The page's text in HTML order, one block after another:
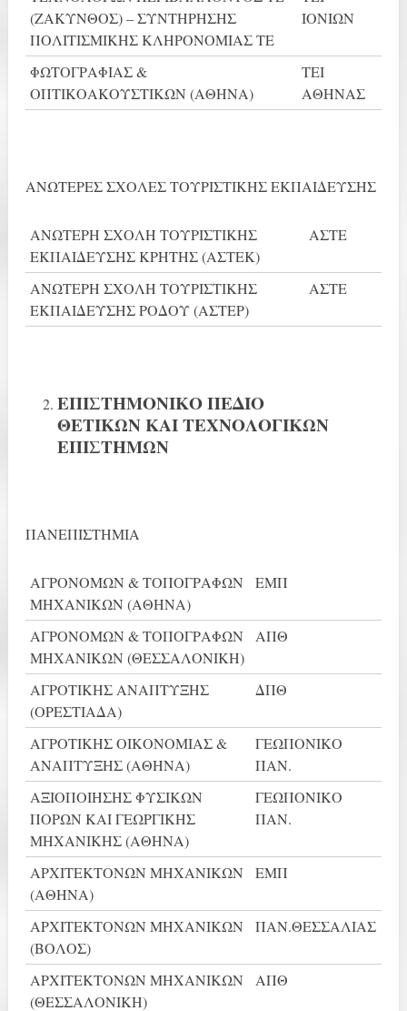
(ΖΑΚΥΝΘΟΣ) – ΣΥΝΤΗΡΗΣΗΣ
ΠΟΛΙΤΙΣΜΙΚΗΣ ΚΛΗΡΟΝΟΜΙΑΣ ΤΕ
ΙΟΝΙΩΝ
ΦΩΤΟΓΡΑΦΙΑΣ &
ΟΠΤΙΚΟΑΚΟΥΣΤΙΚΩΝ (ΑΘΗΝΑ)
ΤΕΙ
ΑΘΗΝΑΣ
ΑΝΩΤΕΡΕΣ ΣΧΟΛΕΣ ΤΟΥΡΙΣΤΙΚΗΣ ΕΚΠΑΙΔΕΥΣΗΣ
ΑΝΩΤΕΡΗ ΣΧΟΛΗ ΤΟΥΡΙΣΤΙΚΗΣ
ΕΚΠΑΙΔΕΥΣΗΣ ΚΡΗΤΗΣ (ΑΣΤΕΚ)
ΑΣΤΕ
ΑΝΩΤΕΡΗ ΣΧΟΛΗ ΤΟΥΡΙΣΤΙΚΗΣ
ΕΚΠΑΙΔΕΥΣΗΣ ΡΟΔΟΥ (ΑΣΤΕΡ)
ΑΣΤΕ
ΕΠΙΣΤΗΜΟΝΙΚΟ ΠΕΔΙΟ
ΘΕΤΙΚΩΝ ΚΑΙ ΤΕΧΝΟΛΟΓΙΚΩΝ
ΕΠΙΣΤΗΜΩΝ
ΠΑΝΕΠΙΣΤΗΜΙΑ
ΑΓΡΟΝΟΜΩΝ & ΤΟΠΟΓΡΑΦΩΝ
ΜΗΧΑΝΙΚΩΝ (ΑΘΗΝΑ)
ΕΜΠ
ΑΓΡΟΝΟΜΩΝ & ΤΟΠΟΓΡΑΦΩΝ
ΜΗΧΑΝΙΚΩΝ (ΘΕΣΣΑΛΟΝΙΚΗ)
ΑΠΘ
ΑΓΡΟΤΙΚΗΣ ΑΝΑΠΤΥΞΗΣ
(ΟΡΕΣΤΙΑΔΑ)
ΔΠΘ
ΑΓΡΟΤΙΚΗΣ ΟΙΚΟΝΟΜΙΑΣ &
ΑΝΑΠΤΥΞΗΣ (ΑΘΗΝΑ)
ΓΕΩΠΟΝΙΚΟ
ΠΑΝ.
ΑΞΙΟΠΟΙΗΣΗΣ ΦΥΣΙΚΩΝ
ΠΟΡΩΝ ΚΑΙ ΓΕΩΡΓΙΚΗΣ
ΜΗΧΑΝΙΚΗΣ (ΑΘΗΝΑ)
ΓΕΩΠΟΝΙΚΟ
ΠΑΝ.
ΑΡΧΙΤΕΚΤΟΝΩΝ ΜΗΧΑΝΙΚΩΝ
(ΑΘΗΝΑ)
ΕΜΠ
ΑΡΧΙΤΕΚΤΟΝΩΝ ΜΗΧΑΝΙΚΩΝ
(ΒΟΛΟΣ)
ΠΑΝ.ΘΕΣΣΑΛΙΑΣ
ΑΡΧΙΤΕΚΤΟΝΩΝ ΜΗΧΑΝΙΚΩΝ
(ΘΕΣΣΑΛΟΝΙΚΗ)
ΑΠΘ